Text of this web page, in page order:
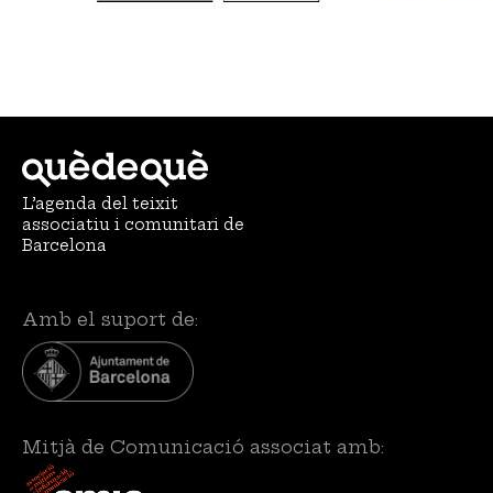
L’agenda del teixit
associatiu i comunitari de
Barcelona
Amb el suport de:
Mitjà de Comunicació associat amb: